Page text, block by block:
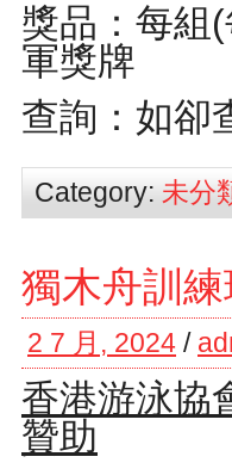
獎品：每組
軍獎牌
查詢：如卻
Category: 未分
獨木舟訓
2 7 月, 2024 /
香港游泳協
贊助